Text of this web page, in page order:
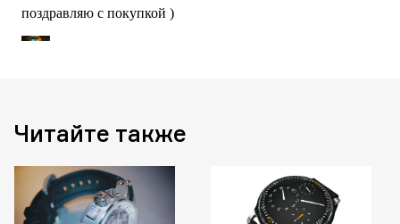
Читайте также